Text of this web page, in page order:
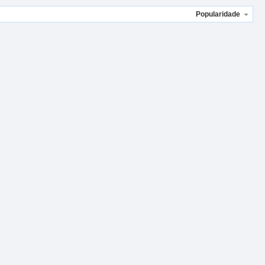
Popularidade